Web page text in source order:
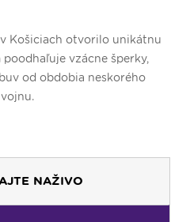
Košiciach otvorilo unikátnu
vzácne šperky,
od obdobia neskorého
NAŽIVO